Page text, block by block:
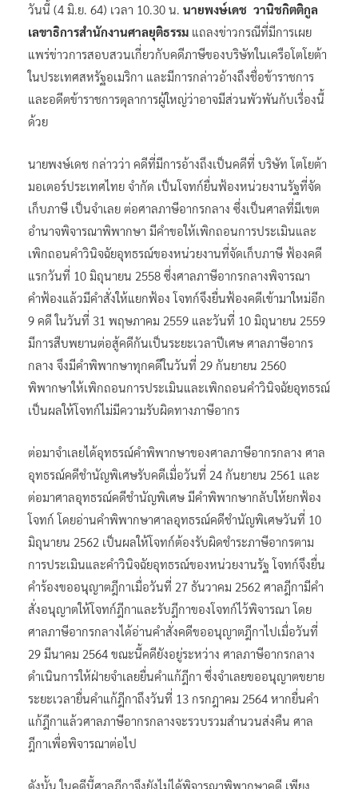
วันนี้ (4 มิ.ย. 64) เวลา 10.30 น. นายพงษ์เดช วานิชกิตติกูล
เลขาธิการสำนักงานศาลยุติธรรม แถลงข่าวกรณีที่มีการเผย
แพร่ข่าวการสอบสวนเกี่ยวกับคดีภาษีของบริษัทในเครือโตโยต้า
ในประเทศสหรัฐอเมริกา และมีการกล่าวอ้างถึงชื่อข้าราชการ
และอดีตข้าราชการตุลาการผู้ใหญ่ว่าอาจมีส่วนพัวพันกับเรื่องนี้
ด้วย
นายพงษ์เดช กล่าวว่า คดีที่มีการอ้างถึงเป็นคดีที่ บริษัท โตโยต้า
มอเตอร์ประเทศไทย จำกัด เป็นโจทก์ยื่นฟ้องหน่วยงานรัฐที่จัด
เก็บภาษี เป็นจำเลย ต่อศาลภาษีอากรกลาง ซึ่งเป็นศาลที่มีเขต
อำนาจพิจารณาพิพากษา มีคำขอให้เพิกถอนการประเมินและ
เพิกถอนคำวินิจฉัยอุทธรณ์ของหน่วยงานที่จัดเก็บภาษี ฟ้องคดี
แรกวันที่ 10 มิถุนายน 2558 ซึ่งศาลภาษีอากรกลางพิจารณา
คำฟ้องแล้วมีคำสั่งให้แยกฟ้อง โจทก์จึงยื่นฟ้องคดีเข้ามาใหม่อีก
9 คดี ในวันที่ 31 พฤษภาคม 2559 และวันที่ 10 มิถุนายน 2559
มีการสืบพยานต่อสู้คดีกันเป็นระยะเวลาปีเศษ ศาลภาษีอากร
กลาง จึงมีคำพิพากษาทุกคดีในวันที่ 29 กันยายน 2560
พิพากษาให้เพิกถอนการประเมินและเพิกถอนคำวินิจฉัยอุทธรณ์
เป็นผลให้โจทก์ไม่มีความรับผิดทางภาษีอากร
ต่อมาจำเลยได้อุทธรณ์คำพิพากษาของศาลภาษีอากรกลาง ศาล
อุทธรณ์คดีชำนัญพิเศษรับคดีเมื่อวันที่ 24 กันยายน 2561 และ
ต่อมาศาลอุทธรณ์คดีชำนัญพิเศษ มีคำพิพากษากลับให้ยกฟ้อง
โจทก์ โดยอ่านคำพิพากษาศาลอุทธรณ์คดีชำนัญพิเศษวันที่ 10
มิถุนายน 2562 เป็นผลให้โจทก์ต้องรับผิดชำระภาษีอากรตาม
การประเมินและคำวินิจฉัยอุทธรณ์ของหน่วยงานรัฐ โจทก์จึงยื่น
คำร้องขออนุญาตฎีกาเมื่อวันที่ 27 ธันวาคม 2562 ศาลฎีกามีคำ
สั่งอนุญาตให้โจทก์ฎีกาและรับฎีกาของโจทก์ไว้พิจารณา โดย
ศาลภาษีอากรกลางได้อ่านคำสั่งคดีขออนุญาตฎีกาไปเมื่อวันที่
29 มีนาคม 2564 ขณะนี้คดียังอยู่ระหว่าง ศาลภาษีอากรกลาง
ดำเนินการให้ฝ่ายจำเลยยื่นคำแก้ฎีกา ซึ่งจำเลยขออนุญาตขยาย
ระยะเวลายื่นคำแก้ฎีกาถึงวันที่ 13 กรกฎาคม 2564 หากยื่นคำ
แก้ฎีกาแล้วศาลภาษีอากรกลางจะรวบรวมสำนวนส่งคืน ศาล
ฎีกาเพื่อพิจารณาต่อไป
ดังนั้น ในคดีนี้ศาลฎีกาจึงยังไม่ได้พิจารณาพิพากษาคดี เพียง